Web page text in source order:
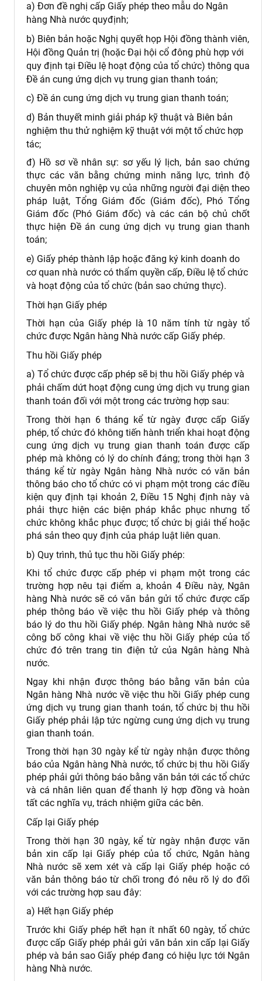
a) Đơn đề nghị cấp Giấy phép theo mẫu do Ngân
hàng Nhà nước quyđịnh;
b) Biên bản hoặc Nghị quyết họp Hội đồng thành viên,
Hội đồng Quản trị (hoặc Đại hội cổ đông phù hợp với
quy định tại Điều lệ hoạt động của tổ chức) thông qua
Đề án cung ứng dịch vụ trung gian thanh toán;
c) Đề án cung ứng dịch vụ trung gian thanh toán;
d) Bản thuyết minh giải pháp kỹ thuật và Biên bản
nghiệm thu thử nghiệm kỹ thuật với một tổ chức hợp
tác;
đ) Hồ sơ về nhân sự: sơ yếu lý lịch, bản sao chứng
thực các văn bằng chứng minh năng lực, trình độ
chuyên môn nghiệp vụ của những người đại diện theo
pháp luật, Tổng Giám đốc (Giám đốc), Phó Tổng
Giám đốc (Phó Giám đốc) và các cán bộ chủ chốt
thực hiện Đề án cung ứng dịch vụ trung gian thanh
toán;
e) Giấy phép thành lập hoặc đăng ký kinh doanh do
cơ quan nhà nước có thẩm quyền cấp, Điều lệ tổ chức
và hoạt động của tổ chức (bản sao chứng thực).
Thời hạn Giấy phép
Thời hạn của Giấy phép là 10 năm tính từ ngày tổ
chức được Ngân hàng Nhà nước cấp Giấy phép.
Thu hồi Giấy phép
a) Tổ chức được cấp phép sẽ bị thu hồi Giấy phép và
phải chấm dứt hoạt động cung ứng dịch vụ trung gian
thanh toán đối với một trong các trường hợp sau:
Trong thời hạn 6 tháng kể từ ngày được cấp Giấy
phép, tổ chức đó không tiến hành triển khai hoạt động
cung ứng dịch vụ trung gian thanh toán được cấp
phép mà không có lý do chính đáng; trong thời hạn 3
tháng kể từ ngày Ngân hàng Nhà nước có văn bản
thông báo cho tổ chức có vi phạm một trong các điều
kiện quy định tại khoản 2, Điều 15 Nghị định này và
phải thực hiện các biện pháp khắc phục nhưng tổ
chức không khắc phục được; tổ chức bị giải thể hoặc
phá sản theo quy định của pháp luật liên quan.
b) Quy trình, thủ tục thu hồi Giấy phép:
Khi tổ chức được cấp phép vi phạm một trong các
trường hợp nêu tại điểm a, khoản 4 Điều này, Ngân
hàng Nhà nước sẽ có văn bản gửi tổ chức được cấp
phép thông báo về việc thu hồi Giấy phép và thông
báo lý do thu hồi Giấy phép. Ngân hàng Nhà nước sẽ
công bố công khai về việc thu hồi Giấy phép của tổ
chức đó trên trang tin điện tử của Ngân hàng Nhà
nước.
Ngay khi nhận được thông báo bằng văn bản của
Ngân hàng Nhà nước về việc thu hồi Giấy phép cung
ứng dịch vụ trung gian thanh toán, tổ chức bị thu hồi
Giấy phép phải lập tức ngừng cung ứng dịch vụ trung
gian thanh toán.
Trong thời hạn 30 ngày kể từ ngày nhận được thông
báo của Ngân hàng Nhà nước, tổ chức bị thu hồi Giấy
phép phải gửi thông báo bằng văn bản tới các tổ chức
và cá nhân liên quan để thanh lý hợp đồng và hoàn
tất các nghĩa vụ, trách nhiệm giữa các bên.
Cấp lại Giấy phép
Trong thời hạn 30 ngày, kể từ ngày nhận được văn
bản xin cấp lại Giấy phép của tổ chức, Ngân hàng
Nhà nước sẽ xem xét và cấp lại Giấy phép hoặc có
văn bản thông báo từ chối trong đó nêu rõ lý do đối
với các trường hợp sau đây:
a) Hết hạn Giấy phép
Trước khi Giấy phép hết hạn ít nhất 60 ngày, tổ chức
được cấp Giấy phép phải gửi văn bản xin cấp lại Giấy
phép và bản sao Giấy phép đang có hiệu lực tới Ngân
hàng Nhà nước.